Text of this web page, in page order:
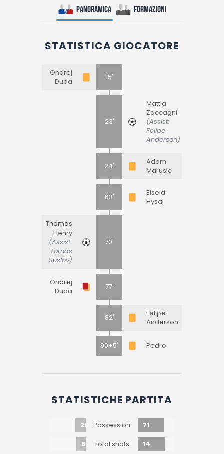
Panoramica Formazioni
STATISTICA GIOCATORE
Ondrej
Duda
15'
23'
Mattia
Zaccagni
(Assist:
Felipe
Anderson)
24'
Adam
Marusic
63'
Elseid
Hysaj
Thomas
Henry
(Assist:
Tomas
Suslov)
70'
Ondrej
Duda
77'
82'
Felipe
Anderson
90+5' Pedro
STATISTICHE PARTITA
29 Possession
71
5
Total shots 14